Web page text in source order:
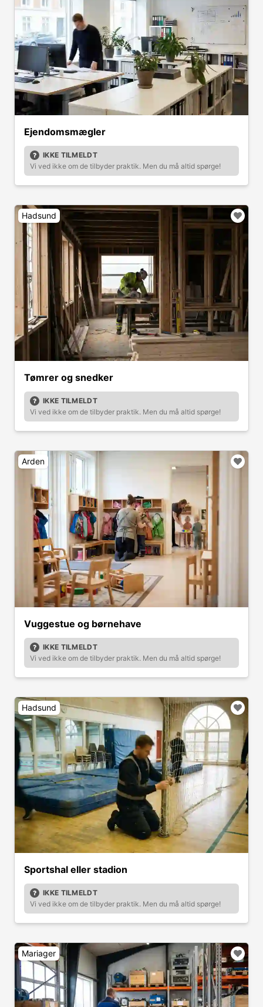
Ejendomsmægler
IKKE TILMELDT
Vi ved ikke om de tilbyder praktik. Men du må altid spørge!
Hadsund
Tømrer og snedker
IKKE TILMELDT
Vi ved ikke om de tilbyder praktik. Men du må altid spørge!
Arden
Vuggestue og børnehave
IKKE TILMELDT
Vi ved ikke om de tilbyder praktik. Men du må altid spørge!
Hadsund
Sportshal eller stadion
IKKE TILMELDT
Vi ved ikke om de tilbyder praktik. Men du må altid spørge!
Mariager